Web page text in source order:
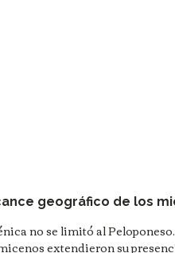
geográfico de los
no se limitó al
extendieron su